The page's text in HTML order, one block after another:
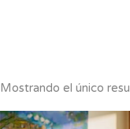
Mostrando el único